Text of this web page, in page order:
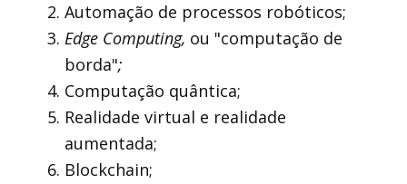
Automação de processos robóticos;
Edge Computing, ou "computação de
borda";
Computação quântica;
Realidade virtual e realidade
aumentada;
Blockchain;